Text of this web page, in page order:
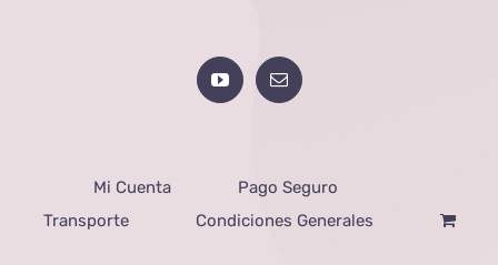
Mi Cuenta
Pago Seguro
Transporte
Condiciones Generales